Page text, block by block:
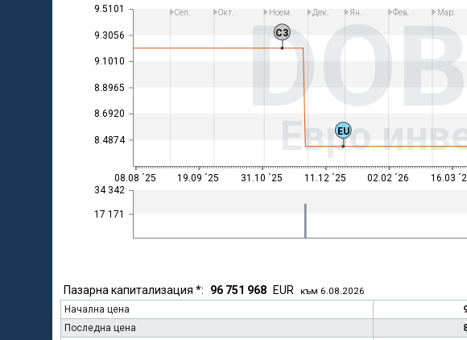
8.4874
8.6920
8.8965
9.1010
9.3056
9.5101
Евро
17 171
34 342
08.08 ´25
Сеп.
19.09 ´25
Окт.
31.10 ´25
Ноем. Дек.
11.12 ´25
Ян.
02.02 ´26
Фев. Мар.
16.03
C3
EU
Пазарна капитализация *: 96 751 968 EUR към 6.08.2026
Начална цена
Последна цена